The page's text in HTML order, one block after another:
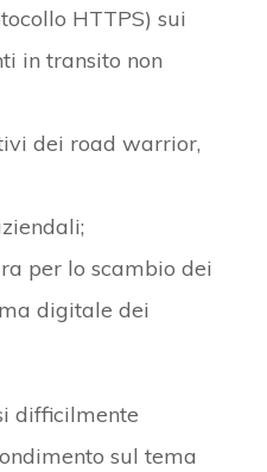
HTTPS) sui
in transito non
dei road warrior,
per lo scambio dei
digitale dei
difficilmente
sul tema